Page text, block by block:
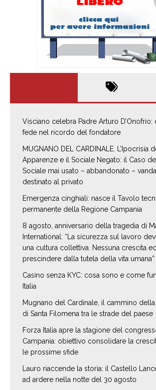
Visciano celebra Padre Arturo
fede nel ricordo del fondatore
MUGNANO DEL CARDINALE. L’Ipocrisia
Apparenze e il Sociale Negato: il Caso
Sociale mai usato – abbandonato –
destinato al privato
Emergenza cinghiali: nasce il Tavolo
permanente della Regione Campania
8 agosto, anniversario della tragedia di
International: “La sicurezza sul lavoro
una cultura collettiva. Nessuna crescita
prescindere dalla tutela della vita umana”
Casino senza KYC: cosa sono e come
Italia
Mugnano del Cardinale, il cammino
di Santa Filomena tra le strade del paese
Forza Italia apre la stagione del
Campania: obiettivo consolidare la
le prossime sfide
Lauro riaccende la storia: il Castello
ad ardere nella notte del 30 agosto